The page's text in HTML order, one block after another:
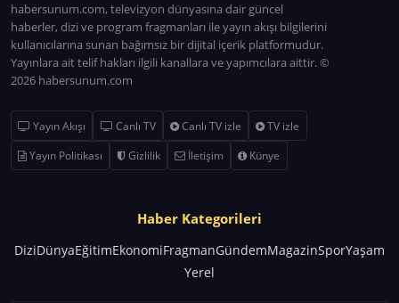
habersunum.com, televizyon dünyasına dair güncel
haberler, dizi ve program fragmanları ile yayın akışı bilgilerini
kullanıcılarına sunan bağımsız bir dijital içerik platformudur.
Yayınlara ait telif hakları ilgili kanallara ve yapımcılara aittir. ©
2026 habersunum.com
Yayın Akışı Canlı TV Canlı TV izle
TV izle
Yayın Politikası
Gizlilik İletişim Künye
Haber Kategorileri
DiziDünyaEğitimEkonomiFragmanGündemMagazinSporYaşam
Yerel